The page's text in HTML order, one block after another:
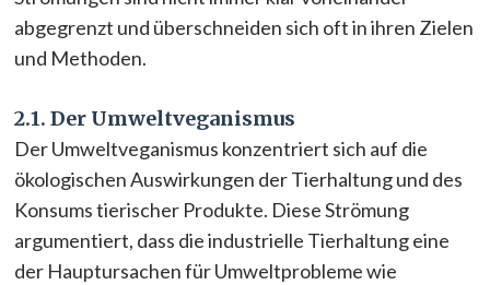
abgegrenzt und überschneiden sich oft in ihren Zielen
und Methoden.
2.1. Der Umweltveganismus
Der Umweltveganismus konzentriert sich auf die
ökologischen Auswirkungen der Tierhaltung und des
Konsums tierischer Produkte. Diese Strömung
argumentiert, dass die industrielle Tierhaltung eine
der Hauptursachen für Umweltprobleme wie